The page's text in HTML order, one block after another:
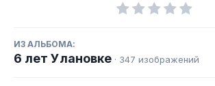
ИЗ АЛЬБОМА:
6 лет Улановке · 347 изображений